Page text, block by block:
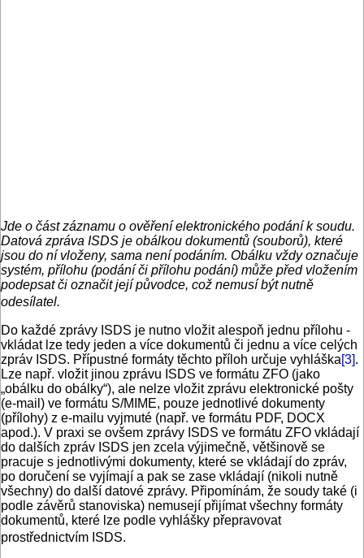
Jde o část záznamu o ověření elektronického podání k soudu.
Datová zpráva ISDS je obálkou dokumentů (souborů), které
jsou do ní vloženy, sama není podáním. Obálku vždy označuje
systém, přílohu (podání či přílohu podání) může před vložením
podepsat či označit její původce, což nemusí být nutně
odesílatel.
Do každé zprávy ISDS je nutno vložit alespoň jednu přílohu -
vkládat lze tedy jeden a více dokumentů či jednu a více celých
zpráv ISDS. Přípustné formáty těchto příloh určuje vyhláška[3].
Lze např. vložit jinou zprávu ISDS ve formátu ZFO (jako
„obálku do obálky“), ale nelze vložit zprávu elektronické pošty
(e-mail) ve formátu S/MIME, pouze jednotlivé dokumenty
(přílohy) z e-mailu vyjmuté (např. ve formátu PDF, DOCX
apod.). V praxi se ovšem zprávy ISDS ve formátu ZFO vkládají
do dalších zpráv ISDS jen zcela výjimečně, většinově se
pracuje s jednotlivými dokumenty, které se vkládají do zpráv,
po doručení se vyjímají a pak se zase vkládají (nikoli nutně
všechny) do další datové zprávy. Připomínám, že soudy také (i
podle závěrů stanoviska) nemusejí přijímat všechny formáty
dokumentů, které lze podle vyhlášky přepravovat
prostřednictvím ISDS.